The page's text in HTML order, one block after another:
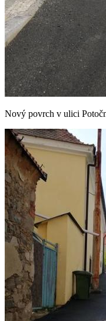
Nový povrch v ulici